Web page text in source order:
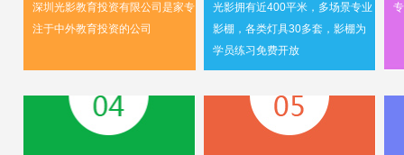
深圳光影教育投资有限公司是家专
注于中外教育投资的公司
光影拥有近400平米，多场景专业
影棚，各类灯具30多套，影棚为
学员练习免费开放